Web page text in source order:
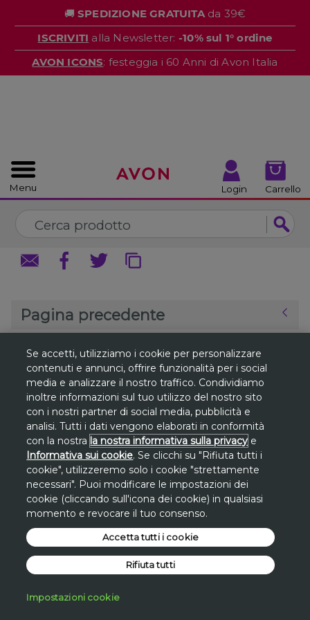
🚚 SPEDIZIONE GRATUITAda 39€
ISCRIVITI alla Newsletter: -10% sul 1° ordine
AVON ICONS: festeggia i 60 Anni di Avon Italia
Menu Login Carrello
Pagina precedente
Gli sconti sono riferiti alprezzo più basso
degli ultimi 30 giornisu www.avon.it, se
non diversamente indicato.
CHIUDI CHIUDI
Se accetti, utilizziamo i cookie per personalizzare
contenuti e annunci, offrire funzionalità per i social
media e analizzare il nostro traffico. Condividiamo
inoltre informazioni sul tuo utilizzo del nostro sito
con i nostri partner di social media, pubblicità e
analisi. Tutti i dati vengono elaborati in conformità
con la nostra la nostra informativa sulla privacy e
Informativa sui cookie. Se clicchi su "Rifiuta tutti i
cookie", utilizzeremo solo i cookie "strettamente
necessari". Puoi modificare le impostazioni dei
cookie (cliccando sull'icona dei cookie) in qualsiasi
momento e revocare il tuo consenso.
Impostazioni cookie
Rifiuta tutti
Accetta tutti i cookie